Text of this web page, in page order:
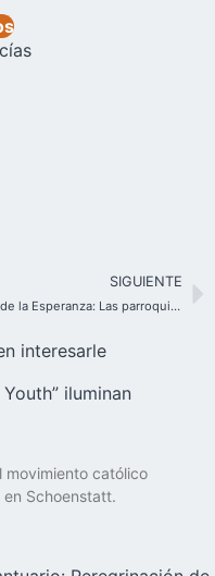
SIGUIENTE
Año de la Esperanza: Las parroquias de Pozuelo unidas en el Santuario de Schoenstatt
interesarle
iluminan
movimiento católico
en Schoenstatt.